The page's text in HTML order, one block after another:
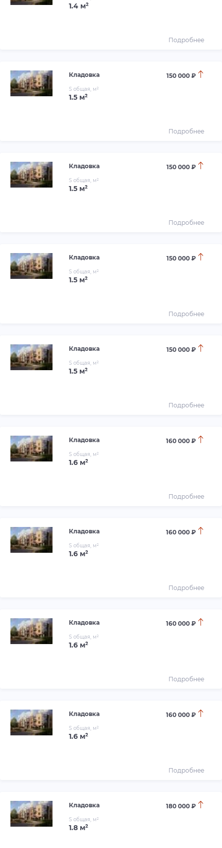
1.4 м²
Подробнее
Кладовка 150 000 ₽
S общая, м²
1.5 м²
Подробнее
Кладовка 150 000 ₽
S общая, м²
1.5 м²
Подробнее
Кладовка 150 000 ₽
S общая, м²
1.5 м²
Подробнее
Кладовка 150 000 ₽
S общая, м²
1.5 м²
Подробнее
Кладовка 160 000 ₽
S общая, м²
1.6 м²
Подробнее
Кладовка 160 000 ₽
S общая, м²
1.6 м²
Подробнее
Кладовка 160 000 ₽
S общая, м²
1.6 м²
Подробнее
Кладовка 160 000 ₽
S общая, м²
1.6 м²
Подробнее
Кладовка 180 000 ₽
S общая, м²
1.8 м²